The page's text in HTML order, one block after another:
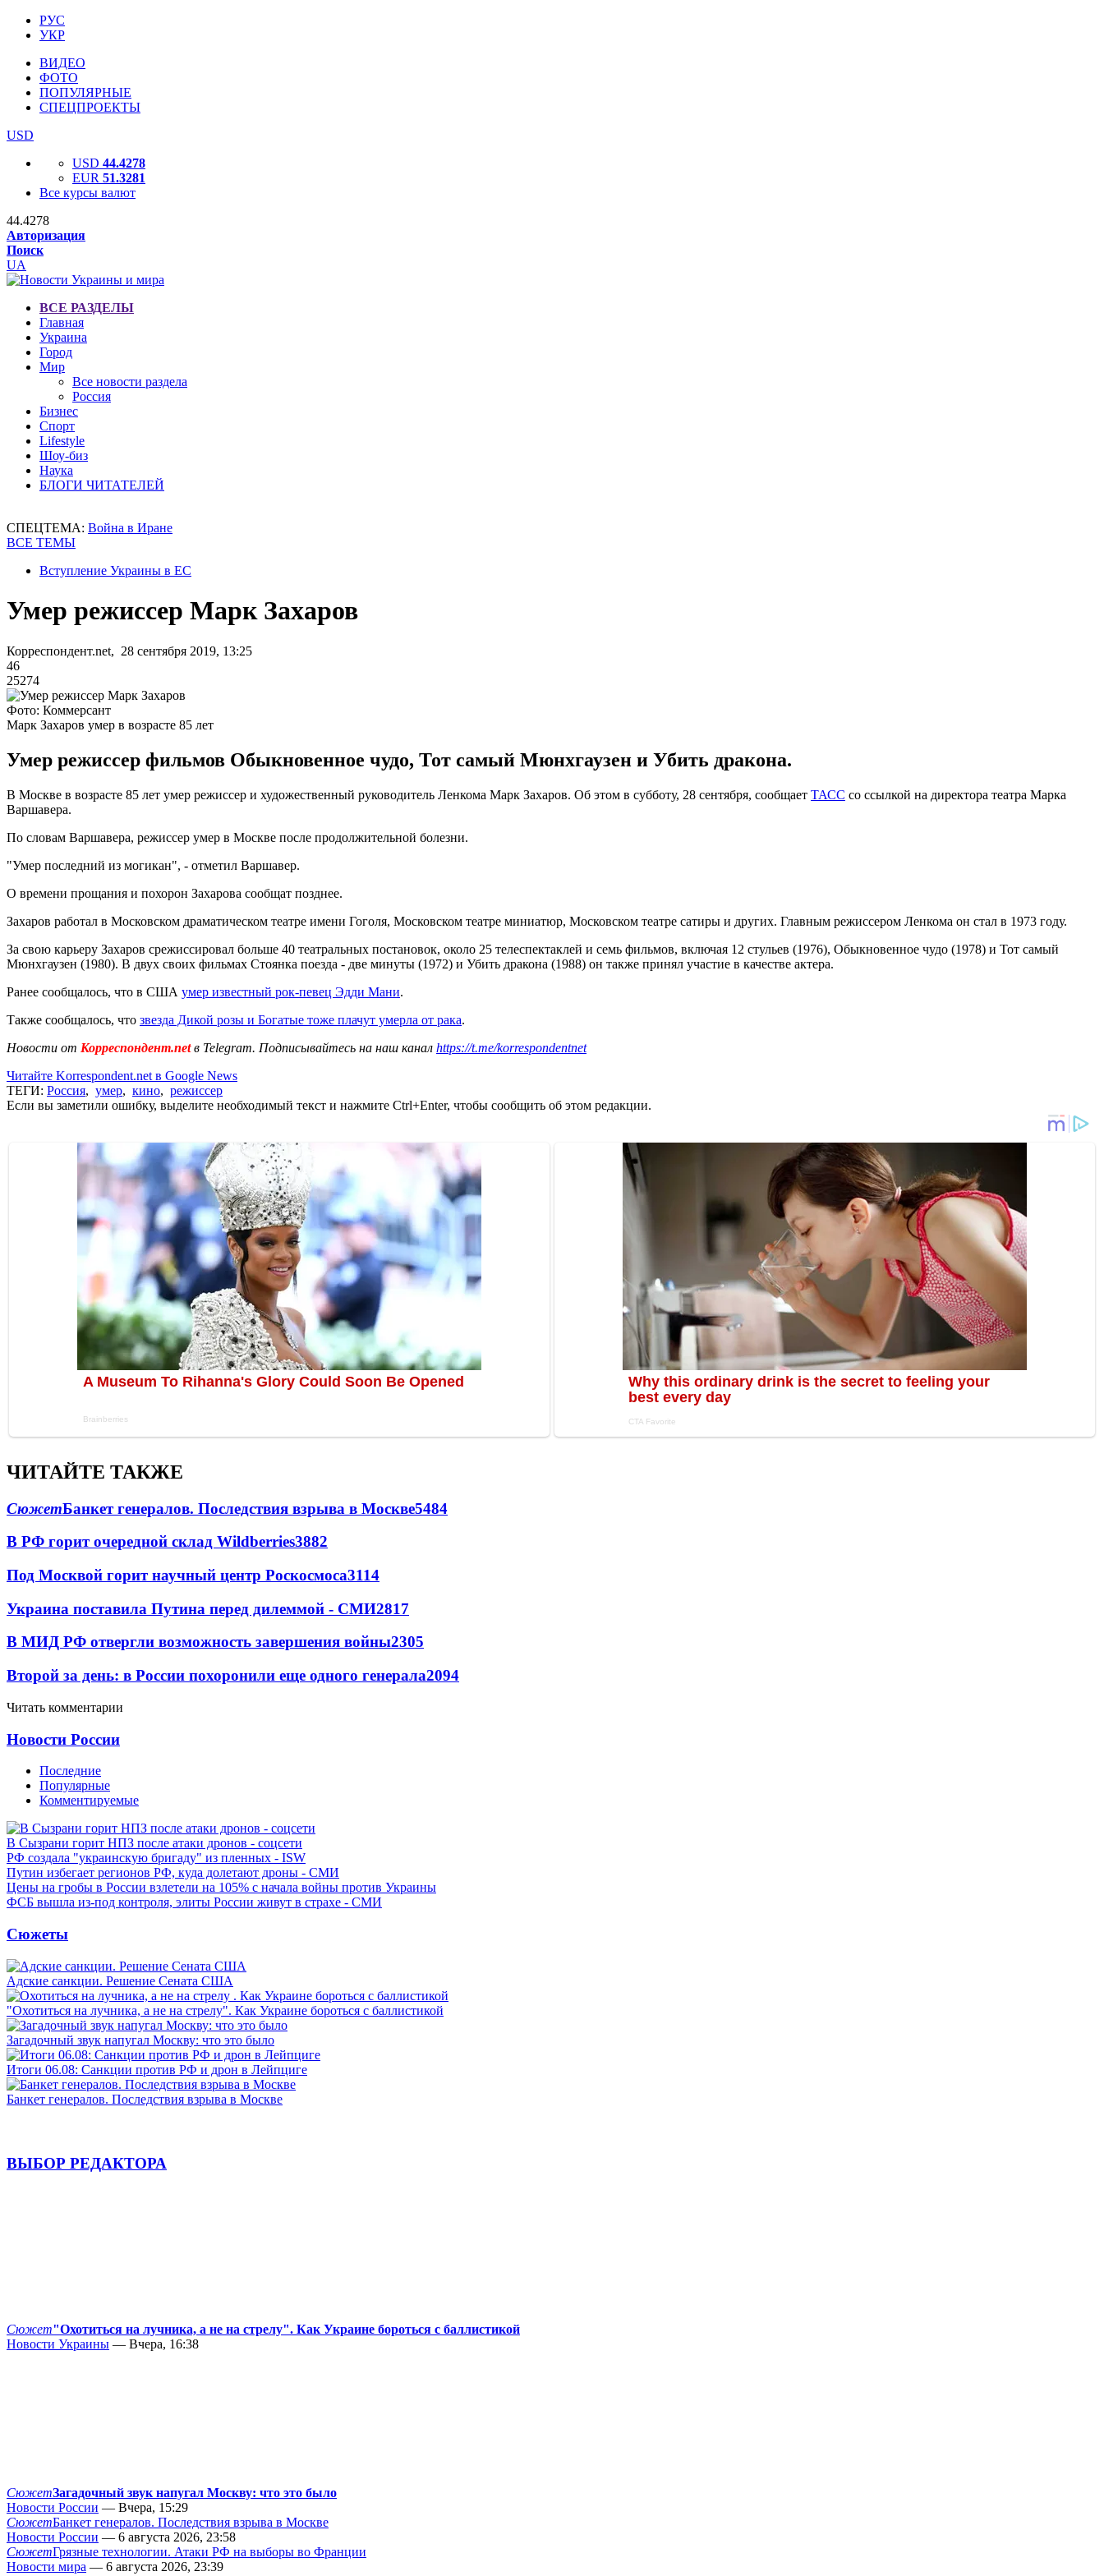
РУС
УКР
ВИДЕО
ФОТО
ПОПУЛЯРНЫЕ
СПЕЦПРОЕКТЫ
USD
USD 44.4278
EUR 51.3281
Все курсы валют
44.4278
Авторизация
Поиск
UA
ВСЕ РАЗДЕЛЫ
Главная
Украина
Город
Мир
Все новости раздела
Россия
Бизнес
Спорт
Lifestyle
Шоу-биз
Наука
БЛОГИ ЧИТАТЕЛЕЙ
СПЕЦТЕМА: Война в Иране
ВСЕ ТЕМЫ
Вступление Украины в ЕС
Умер режиссер Марк Захаров
Корреспондент.net, 28 сентября 2019, 13:25
46
25274
Фото: Коммерсант
Марк Захаров умер в возрасте 85 лет
Умер режиссер фильмов Обыкновенное чудо, Тот самый Мюнхгаузен и Убить дракона.
В Москве в возрасте 85 лет умер режиссер и художественный руководитель Ленкома Марк Захаров. Об этом в субботу, 28 сентября, сообщает ТАСС со ссылкой на директора театра Марка
Варшавера.
По словам Варшавера, режиссер умер в Москве после продолжительной болезни.
"Умер последний из могикан", - отметил Варшавер.
О времени прощания и похорон Захарова сообщат позднее.
Захаров работал в Московском драматическом театре имени Гоголя, Московском театре миниатюр, Московском театре сатиры и других. Главным режиссером Ленкома он стал в 1973 году.
За свою карьеру Захаров срежиссировал больше 40 театральных постановок, около 25 телеспектаклей и семь фильмов, включая 12 стульев (1976), Обыкновенное чудо (1978) и Тот самый
Мюнхгаузен (1980). В двух своих фильмах Стоянка поезда - две минуты (1972) и Убить дракона (1988) он также принял участие в качестве актера.
Ранее сообщалось, что в США умер известный рок-певец Эдди Мани.
Также сообщалось, что звезда Дикой розы и Богатые тоже плачут умерла от рака.
Новости от Корреспондент.netв Telegram. Подписывайтесь на наш канал https://t.me/korrespondentnet
Читайте Korrespondent.net в Google News
ТЕГИ: Россия, умер, кино, режиссер
Если вы заметили ошибку, выделите необходимый текст и нажмите Ctrl+Enter, чтобы сообщить об этом редакции.
ЧИТАЙТЕ ТАКЖЕ
СюжетБанкет генералов. Последствия взрыва в Москве5484
В РФ горит очередной склад Wildberries3882
Под Москвой горит научный центр Роскосмоса3114
Украина поставила Путина перед дилеммой - СМИ2817
В МИД РФ отвергли возможность завершения войны2305
Второй за день: в России похоронили еще одного генерала2094
Читать комментарии
Новости России
Последние
Популярные
Комментируемые
В Сызрани горит НПЗ после атаки дронов - соцсети
РФ создала "украинскую бригаду" из пленных - ISW
Путин избегает регионов РФ, куда долетают дроны - СМИ
Цены на гробы в России взлетели на 105% с начала войны против Украины
ФСБ вышла из-под контроля, элиты России живут в страхе - СМИ
Сюжеты
Адские санкции. Решение Сената США
"Охотиться на лучника, а не на стрелу". Как Украине бороться с баллистикой
Загадочный звук напугал Москву: что это было
Итоги 06.08: Санкции против РФ и дрон в Лейпциге
Банкет генералов. Последствия взрыва в Москве
ВЫБОР РЕДАКТОРА
Сюжет"Охотиться на лучника, а не на стрелу". Как Украине бороться с баллистикой
Новости Украины — Вчера, 16:38
СюжетЗагадочный звук напугал Москву: что это было
Новости России — Вчера, 15:29
СюжетБанкет генералов. Последствия взрыва в Москве
Новости России — 6 августа 2026, 23:58
СюжетГрязные технологии. Атаки РФ на выборы во Франции
Новости мира — 6 августа 2026, 23:39